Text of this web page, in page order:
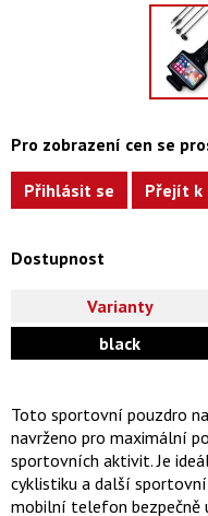
Pro zobrazení cen se
Přihlásit se Přejít k
Dostupnost
Varianty
black
Toto sportovní pouzdro
navrženo pro maximální
sportovních aktivit. Je
cyklistiku a další
mobilní telefon bezpečně